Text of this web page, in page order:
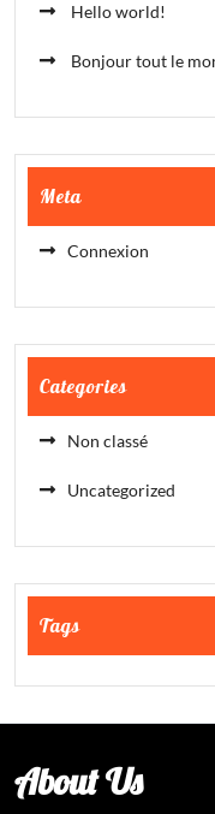
Hello world!
Bonjour tout le
Meta
Connexion
Categories
Non classé
Uncategorized
Tags
About Us